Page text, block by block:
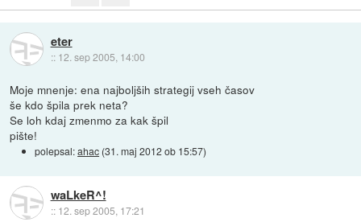
eter
:: 12. sep 2005, 14:00
Moje mnenje: ena najboljših strategij vseh časov
še kdo špila prek neta?
Se loh kdaj zmenmo za kak špil
pište!
polepsal:ahac (31. maj 2012 ob 15:57)
waLkeR^!
:: 12. sep 2005, 17:21